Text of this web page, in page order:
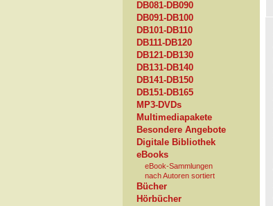
DB081-DB090
DB091-DB100
DB101-DB110
DB111-DB120
DB121-DB130
DB131-DB140
DB141-DB150
DB151-DB165
MP3-DVDs
Multimediapakete
Besondere Angebote
Digitale Bibliothek
eBooks
eBook-Sammlungen
nach Autoren sortiert
Bücher
Hörbücher